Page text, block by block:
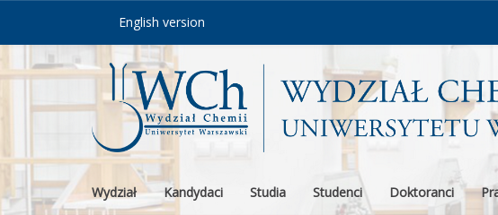
English version
Wydział Kandydaci Studia Studenci Doktoranci